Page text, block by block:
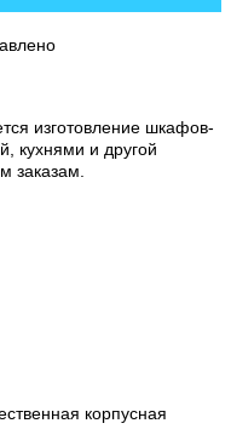
изготовление шкафов-
кухнями и другой
заказам.
корпусная